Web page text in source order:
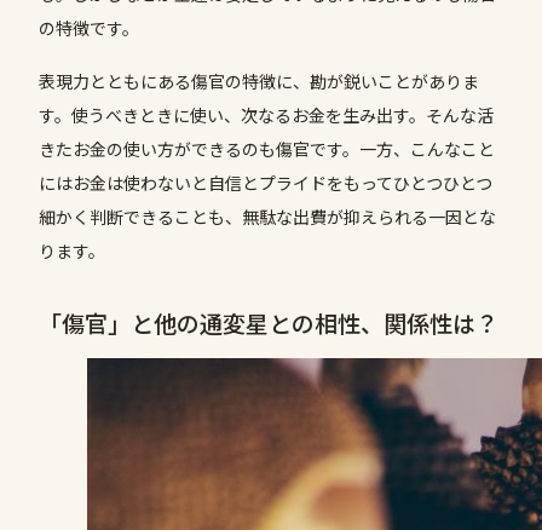
の特徴です。
表現力とともにある傷官の特徴に、勘が鋭いことがありま
す。使うべきときに使い、次なるお金を生み出す。そんな活
きたお金の使い方ができるのも傷官です。一方、こんなこと
にはお金は使わないと自信とプライドをもってひとつひとつ
細かく判断できることも、無駄な出費が抑えられる一因とな
ります。
「傷官」と他の通変星との相性、関係性は？